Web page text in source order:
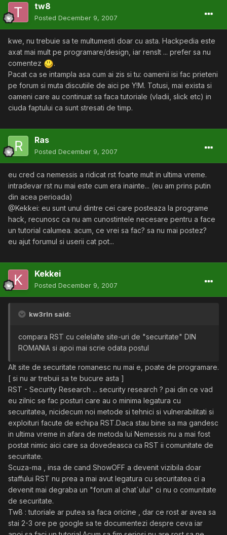
tw8
Posted December 9, 2007
kwe, nu trebuie sa te multumesti doar cu asta. Hackpedia este
axat mai mult pe programare/design, iar renslt ... prefer sa nu
comentez
.
Pacat ca se intampla asa cum ai zis si tu: oamenii isi fac prieteni
pe forum si muta discutiile de aici pe Y!M. Totusi, mai exista si
oameni care au continuat sa faca tutoriale (vladii, slick etc) in
ciuda faptului ca sunt stresati de timp.
Ras
Posted December 9, 2007
eu cred ca nemessis a ridicat rst foarte mult in ultima vreme.
intradevar rst nu mai este cum era inainte... (eu am prins putin
din acea perioada)
@Kekkei: eu sunt unul dintre cei care posteaza la programe
hack, recunosc ca nu am cunostintele necesare pentru a face
un tutorial calumea. acum, ce vrei sa fac? sa nu mai postez?
eu ajut forumul si userii cat pot...
Kekkei
Posted December 9, 2007
kw3rln said:
compara RST cu celelalte site-uri de "securitate" DIN
ROMANIA si apoi mai scrie odata postul
Alt site de securitate romanesc nu mai e, poate de programare.
[ si nu ar trebuii sa te bucure asta ]
RST - Security Research ... security research ? pai din ce vad
eu zilnic se fac posturi care au o minima legatura cu
securitatea, nicidecum noi metode si tehnici si vulnerabilitati si
exploituri facute de echipa RST.Daca stau bine sa ma gandesc
in ultima vreme in afara de metoda lui Nemessis nu a mai fost
postat nimic aici care sa dovedeasca ca RST ii comunitate de
securitate.
Scuza-ma , insa de cand ShowOFF a devenit vizibila doar
staffului RST nu prea a mai avut legatura cu securitatea ci a
devenit mai degraba un "forum al chat`ului" ci nu o comunitate
de securitate.
Tw8 : tutoriale ar putea sa faca oricine , dar ce rost ar avea sa
stai 2-3 ore pe google sa te documentezi despre ceva iar